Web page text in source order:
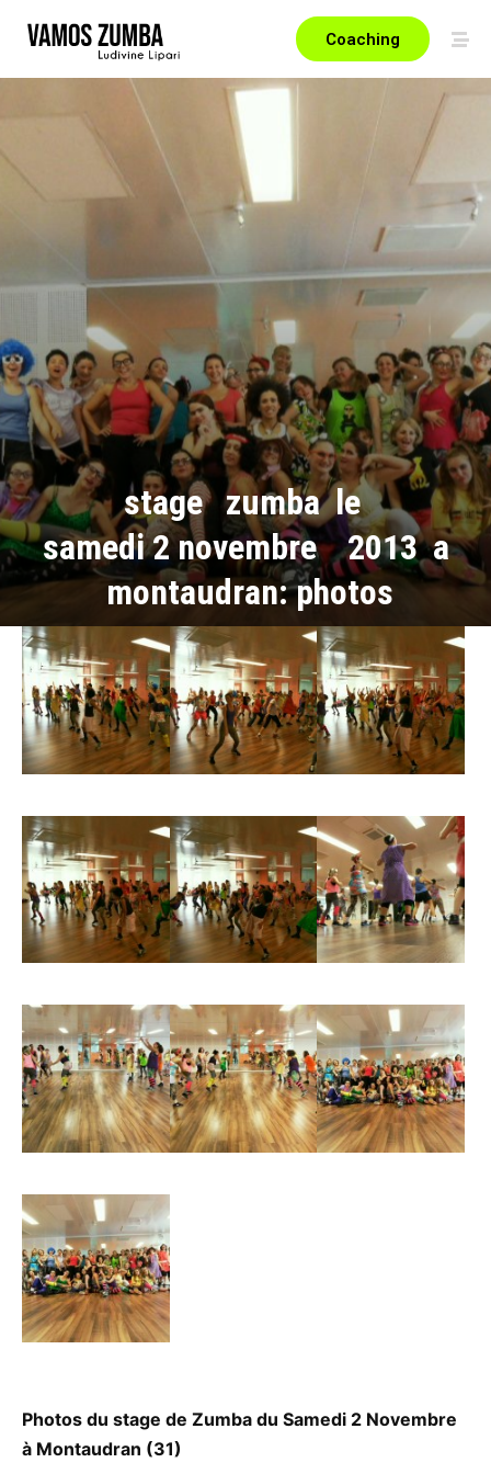
Coaching
stage zumba le
samedi 2 novembre 2013 a
montaudran: photos
Photos du stage de Zumba du Samedi 2 Novembre
à Montaudran (31)